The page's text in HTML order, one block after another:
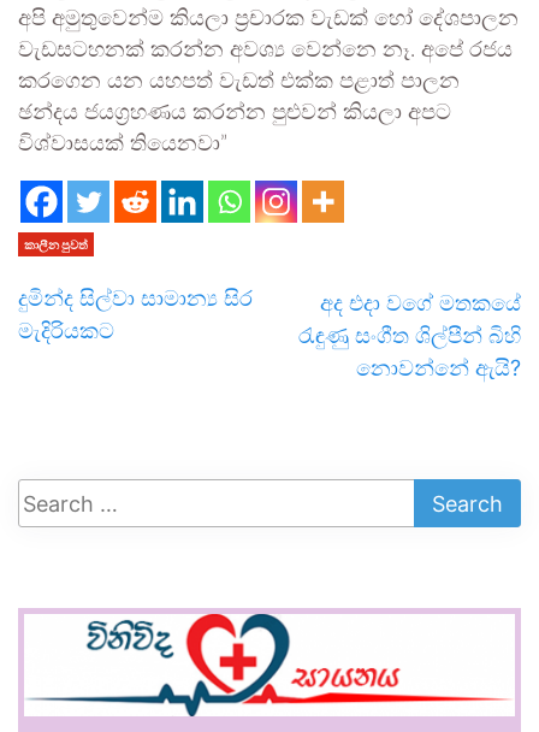
අපි අමුතුවෙන්ම කියලා ප්‍රචාරක වැඩක් හෝ දේශපාලන
වැඩසටහනක් කරන්න අවශ්‍ය වෙන්නෙ නෑ. අපේ රජය
කරගෙන යන යහපත් වැඩත් එක්ක පළාත් පාලන
ඡන්දය ජයග්‍රහණය කරන්න පුළුවන් කියලා අපට
විශ්වාසයක් තියෙනවා”
කාලීන පුවත්
දුමින්ද සිල්වා සාමාන්‍ය සිර
මැදිරියකට
අද එදා වගේ මතකයේ
රැඳුණු සංගීත ශිල්පීන් බිහි
නොවන්නේ ඇයි?